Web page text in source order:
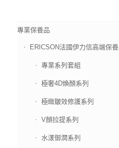
專業保養品
ERICSON法國伊力信高端保
專業系列套組
極奢4D煥顏系列
極緻皺效修護系列
V顏拉提系列
水漾御潤系列